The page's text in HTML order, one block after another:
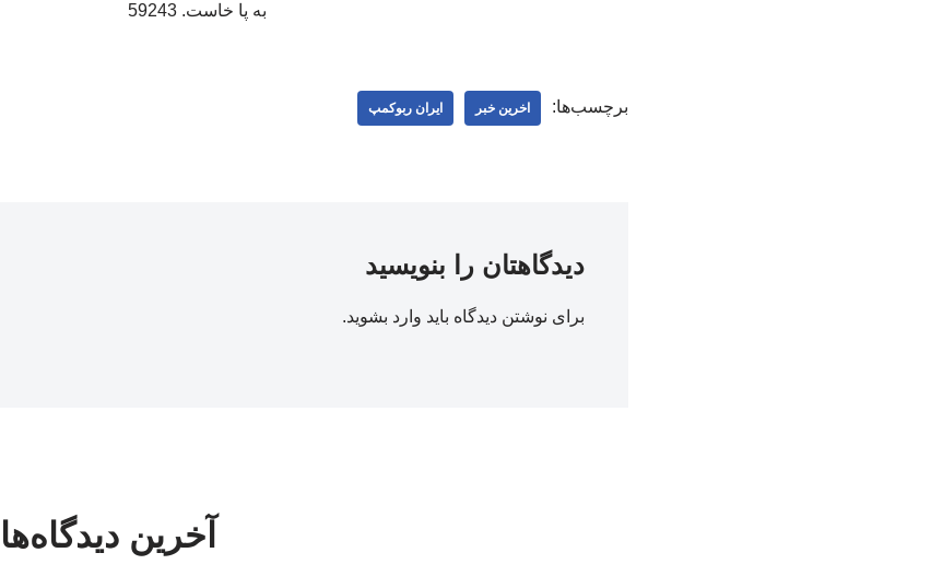
به پا خاست. 59243
برچسب‌ها: اخرین خبر ایران ربوکمپ
دیدگاهتان را بنویسید
برای نوشتن دیدگاه باید وارد بشوید.
آخرین دیدگاه‌ها